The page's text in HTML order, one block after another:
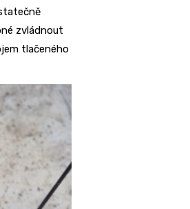
zvládnout
tlačeného